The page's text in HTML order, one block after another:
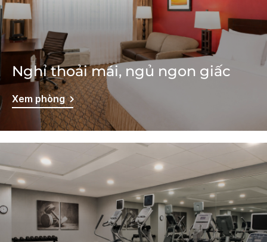
Nghỉ thoải mái, ngủ ngon giấc
Xem phòng